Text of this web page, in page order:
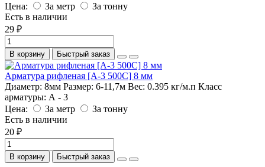
Цена:
За метр
За тонну
Есть в наличии
29 ₽
В корзину Быстрый заказ
Арматура рифленая [А-3 500С] 8 мм
Диаметр: 8мм Размер: 6-11,7м Вес: 0.395 кг/м.п Класс
арматуры: А - 3
Цена:
За метр
За тонну
Есть в наличии
20 ₽
В корзину Быстрый заказ